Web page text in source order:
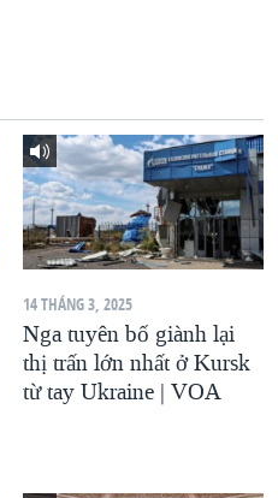
14 THÁNG 3, 2025
Nga tuyên bố giành lại
thị trấn lớn nhất ở Kursk
từ tay Ukraine | VOA